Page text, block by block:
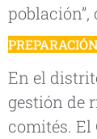
población”,
En el
gestión de
comités. El